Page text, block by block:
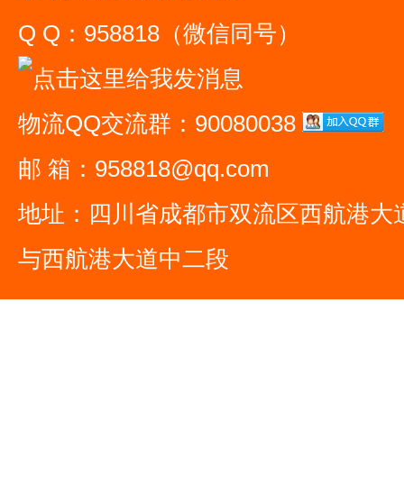
Q Q：958818（微信同号）
物流QQ交流群：90080038
邮 箱：958818@qq.com
地址：四川省成都市双流区西航港大
与西航港大道中二段